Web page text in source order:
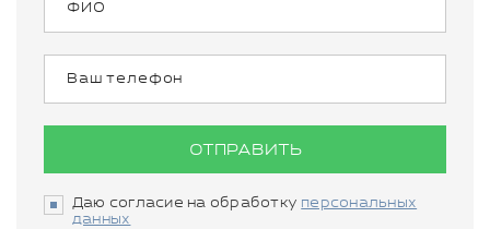
ОТПРАВИТЬ
Даю согласие на обработку персональных
данных